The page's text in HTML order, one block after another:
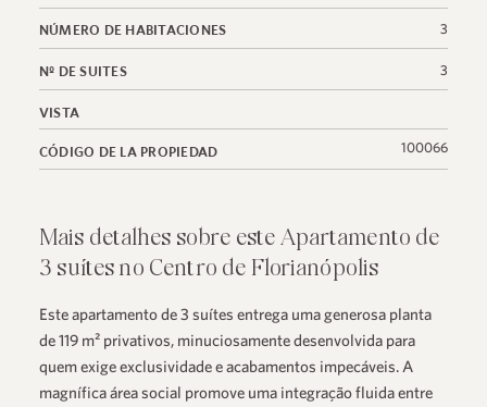
NÚMERO DE HABITACIONES 3
Nº DE SUITES 3
VISTA
CÓDIGO DE LA PROPIEDAD 100066
Mais detalhes sobre este Apartamento de
3 suítes no Centro de Florianópolis
Este apartamento de 3 suítes entrega uma generosa planta
de 119 m² privativos, minuciosamente desenvolvida para
quem exige exclusividade e acabamentos impecáveis. A
magnífica área social promove uma integração fluida entre